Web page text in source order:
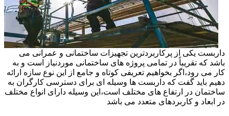
داربست یکی از پرکاربردترین تجهیزات ساختمانی و عمرانی می
باشد که تقریباً در تمامی پروژه های ساختمانی موردنیاز است و به
کار می رود،اگر بخواهیم تعریفی کوتاه و جامع از این نوع سازه ارائه
دهیم باید گفت که داربست ها وسیله ای برای دسترسی کارگران به
ساختمان در ارتفاع های مختلف است،این وسیله دارای انواع مختلف
در ابعاد و کاربردهای متعدد می باشد